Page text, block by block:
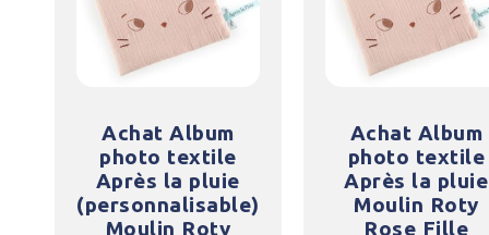
Achat Album
photo textile
Après la pluie
(personnalisable)
Moulin Roty
Achat Album
photo textile
Après la pluie
Moulin Roty
Rose Fille